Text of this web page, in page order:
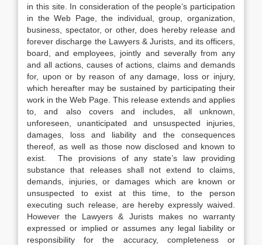
in this site. In consideration of the people’s participation
in the Web Page, the individual, group, organization,
business, spectator, or other, does hereby release and
forever discharge the Lawyers & Jurists, and its officers,
board, and employees, jointly and severally from any
and all actions, causes of actions, claims and demands
for, upon or by reason of any damage, loss or injury,
which hereafter may be sustained by participating their
work in the Web Page. This release extends and applies
to, and also covers and includes, all unknown,
unforeseen, unanticipated and unsuspected injuries,
damages, loss and liability and the consequences
thereof, as well as those now disclosed and known to
exist. The provisions of any state’s law providing
substance that releases shall not extend to claims,
demands, injuries, or damages which are known or
unsuspected to exist at this time, to the person
executing such release, are hereby expressly waived.
However the Lawyers & Jurists makes no warranty
expressed or implied or assumes any legal liability or
responsibility for the accuracy, completeness or